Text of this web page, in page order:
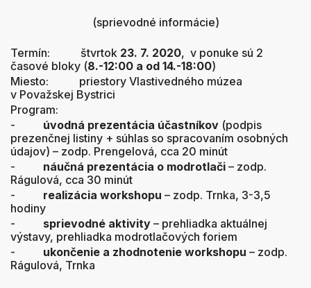
(sprievodné informácie)
Termín: štvrtok 23. 7. 2020, v ponuke sú 2
časové bloky (8.-12:00 a od 14.-18:00)
Miesto: priestory Vlastivedného múzea
v Považskej Bystrici
Program:
- úvodná prezentácia účastníkov (podpis
prezenčnej listiny + súhlas so spracovaním osobných
údajov) – zodp. Prengelová, cca 20 minút
- náučná prezentácia o modrotlači – zodp.
Rágulová, cca 30 minút
- realizácia workshopu – zodp. Trnka, 3-3,5
hodiny
- sprievodné aktivity – prehliadka aktuálnej
výstavy, prehliadka modrotlačových foriem
- ukončenie a zhodnotenie workshopu – zodp.
Rágulová, Trnka